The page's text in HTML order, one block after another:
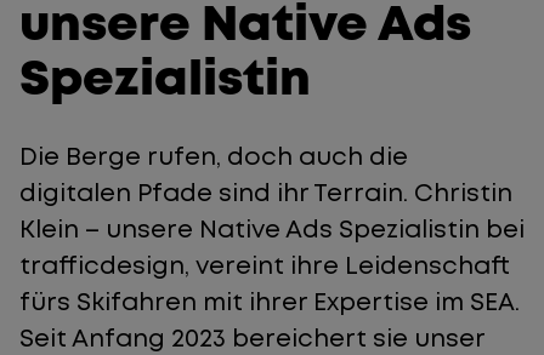
unsere Native Ads
Spezialistin
Die Berge rufen, doch auch die
digitalen Pfade sind ihr Terrain. Christin
Klein – unsere Native Ads Spezialistin bei
trafficdesign, vereint ihre Leidenschaft
fürs Skifahren mit ihrer Expertise im SEA.
Seit Anfang 2023 bereichert sie unser